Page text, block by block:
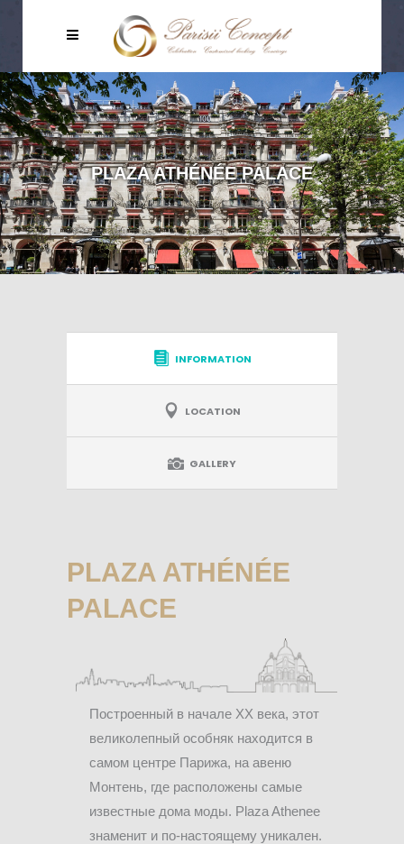
PLAZA ATHÉNÉE PALACE
INFORMATION
LOCATION
GALLERY
PLAZA ATHÉNÉE
PALACE
Построенный в начале XX века, этот
великолепный особняк находится в
самом центре Парижа, на авеню
Монтень, где расположены самые
известные дома моды. Plaza Athenee
знаменит и по-настоящему уникален.